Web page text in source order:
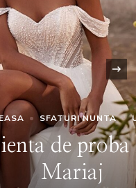
UNCATEGORIZED
la Elite